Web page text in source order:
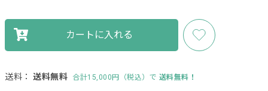
カートに入れる
送料： 送料無料 合計15,000円（税込）で 送料無料！